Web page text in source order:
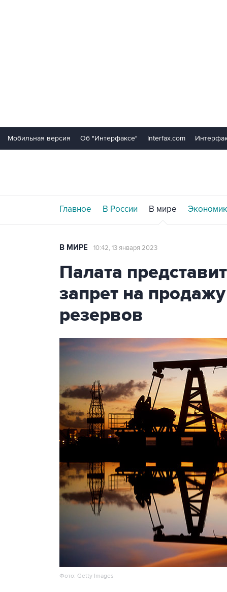
Мобильная версия Об "Интерфаксе" Interfax.com
Главное В России В мире
В МИРЕ 10:42, 13 января 2023
Палата
запрет на
резервов
Фото: Getty Images